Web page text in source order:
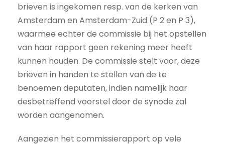
brieven is ingekomen resp. van de kerken van
Amsterdam en Amsterdam-Zuid (P 2 en P 3),
waarmee echter de commissie bij het opstellen
van haar rapport geen rekening meer heeft
kunnen houden. De commissie stelt voor, deze
brieven in handen te stellen van de te
benoemen deputaten, indien namelijk haar
desbetreffend voorstel door de synode zal
worden aangenomen.
Aangezien het commissierapport op vele